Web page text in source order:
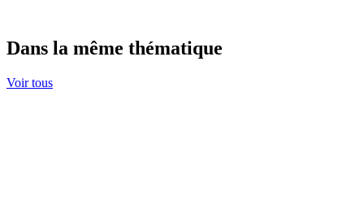
Dans la même thématique
Voir tous